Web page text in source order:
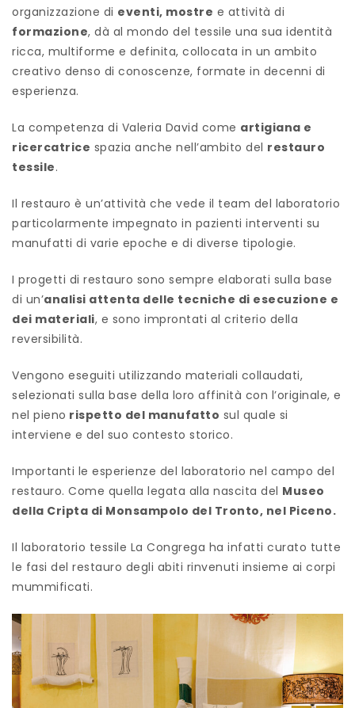
organizzazione di eventi, mostre e attività di
formazione, dà al mondo del tessile una sua identità
ricca, multiforme e definita, collocata in un ambito
creativo denso di conoscenze, formate in decenni di
esperienza.
La competenza di Valeria David come artigiana e
ricercatrice spazia anche nell’ambito del restauro
tessile.
Il restauro è un’attività che vede il team del laboratorio
particolarmente impegnato in pazienti interventi su
manufatti di varie epoche e di diverse tipologie.
I progetti di restauro sono sempre elaborati sulla base
di un’analisi attenta delle tecniche di esecuzione e
dei materiali, e sono improntati al criterio della
reversibilità.
Vengono eseguiti utilizzando materiali collaudati,
selezionati sulla base della loro affinità con l’originale, e
nel pieno rispetto del manufatto sul quale si
interviene e del suo contesto storico.
Importanti le esperienze del laboratorio nel campo del
restauro. Come quella legata alla nascita del Museo
della Cripta di Monsampolo del Tronto, nel Piceno.
Il laboratorio tessile La Congrega ha infatti curato tutte
le fasi del restauro degli abiti rinvenuti insieme ai corpi
mummificati.